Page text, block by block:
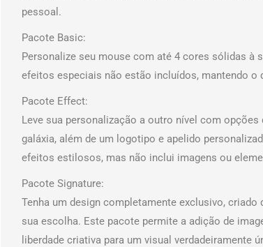
pessoal.
Pacote Basic:
Personalize seu mouse com até 4 cores sólidas à
efeitos especiais não estão incluídos, mantendo o
Pacote Effect:
Leve sua personalização a outro nível com
galáxia, além de um logotipo e apelido
efeitos estilosos, mas não inclui imagens ou
Pacote Signature:
Tenha um design completamente exclusivo, criado
sua escolha. Este pacote permite a adição de
liberdade criativa para um visual verdadeiramente